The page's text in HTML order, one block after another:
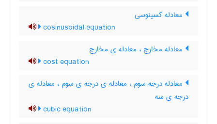
معادله کسینوسی
cosinusoidal equation
معادله مخارج ، معادله ی مخارج
cost equation
معادله درجه سوم ، معادله ی درجه ی سوم ، معادله ی
درجه ی سه
cubic equation